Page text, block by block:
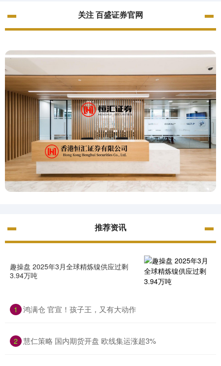
关注 百盛证券官网
推荐资讯
趣操盘 2025年3月全球精炼镍供应过剩
3.94万吨
1 鸿满仓 官宣！孩子王，又有大动作
2 慧仁策略 国内期货开盘 欧线集运涨超3%